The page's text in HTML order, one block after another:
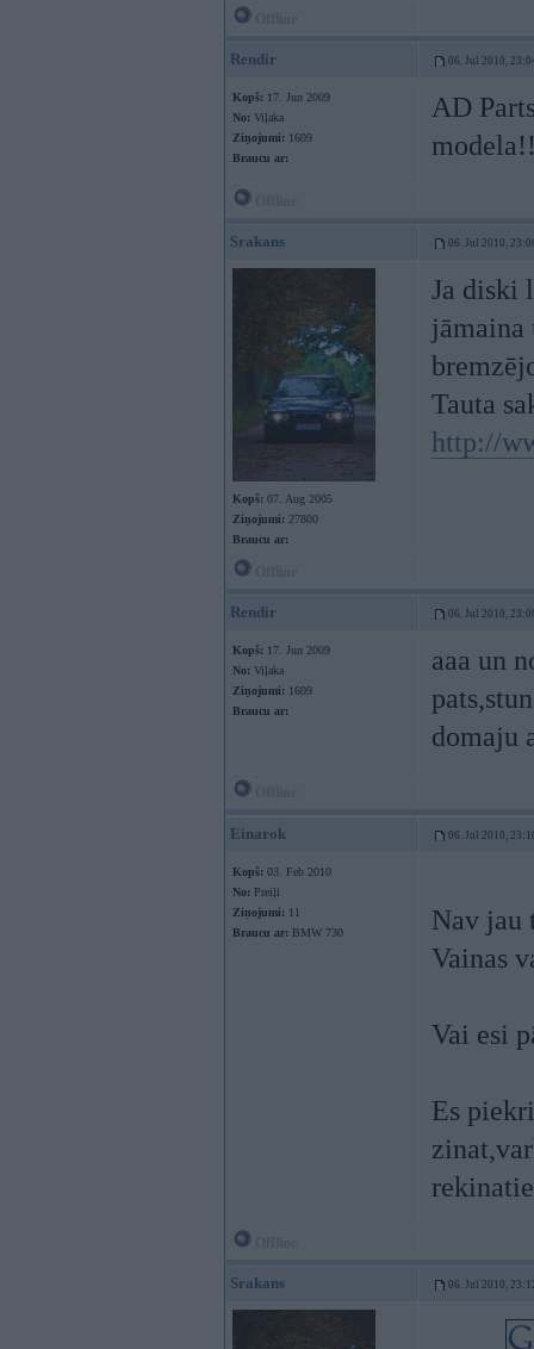
Rendir 06. Jul 2010,
Kopš: 17. Jun 2009
No: Viļaka
Ziņojumi: 1609
Braucu ar:
AD
Srakans 06. Jul 2010,
Kopš: 07. Aug 2005
Ziņojumi: 27800
Braucu ar:
Ja diski
jāmaina
Tauta
http://
Rendir 06. Jul 2010,
Kopš: 17. Jun 2009
No: Viļaka
Ziņojumi: 1609
Braucu ar:
aaa un
domaju
Einarok 06. Jul 2010,
Kopš: 03. Feb 2010
No: Preiļi
Ziņojumi: 11
Braucu ar: BMW 730
Nav jau
Vainas
Vai esi
Es
Srakans 06. Jul 2010,